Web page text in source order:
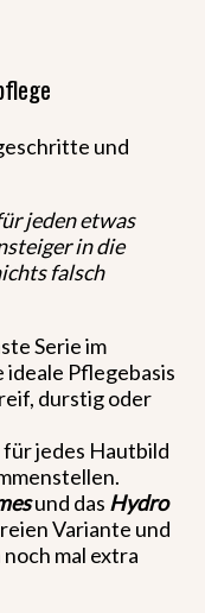
jeden etwas
in die
falsch
Serie im
Pflegebasis
durstig oder
jedes Hautbild
und das Hydro
Variante und
mal extra